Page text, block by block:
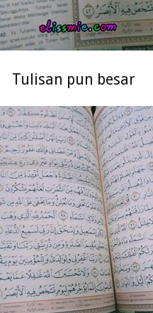
Tulisan pun besar